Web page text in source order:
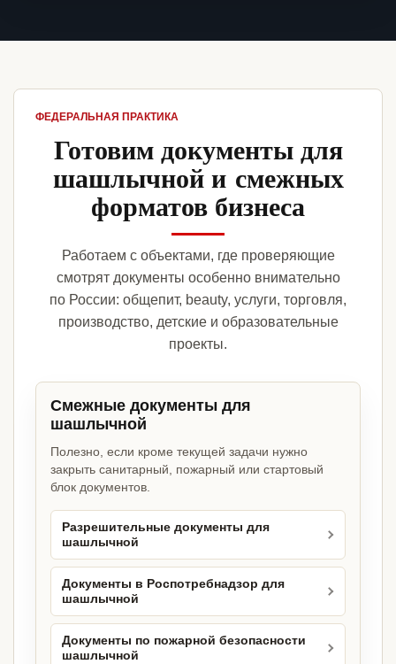
ФЕДЕРАЛЬНАЯ ПРАКТИКА
Готовим документы для
шашлычной и смежных
форматов бизнеса
Работаем с объектами, где проверяющие
смотрят документы особенно внимательно
по России: общепит, beauty, услуги, торговля,
производство, детские и образовательные
проекты.
Смежные документы для
шашлычной
Полезно, если кроме текущей задачи нужно
закрыть санитарный, пожарный или стартовый
блок документов.
Разрешительные документы для
шашлычной
Документы в Роспотребнадзор для
шашлычной
Документы по пожарной безопасности
шашлычной